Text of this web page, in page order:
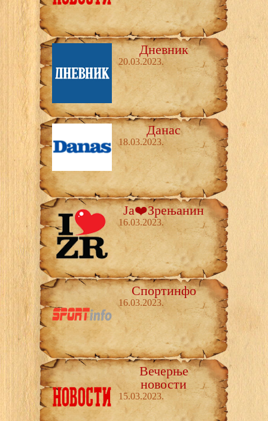
Дневник
20.03.2023.
Данас
18.03.2023.
Ја❤️Зрењанин
16.03.2023.
Спортинфо
16.03.2023.
Вечерње
новости
15.03.2023.